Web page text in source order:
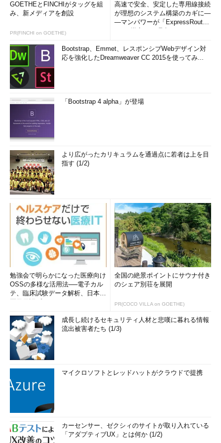
GOETHEとFINCHIがタッグを組
み、新メディアを創設
PR(FINCHI on GOETHE)
高速で安全、安定した専用線接続
が理想のシステム構築のカギに―
―マンパワーが「ExpressRout
Bootstrap、Emmet、レスポンシブWebデザイン対
応を強化したDreamweaver CC 2015を使ってみ...
「Bootstrap 4 alpha」が登場
より広がったカリキュラムを通過点に若者は上を目
指す (1/2)
勉強会で明らかになった医療向け
OSSの多様な活用法──電子カル
テ、臨床試験データ解析、日本語
全国の絶景ポイントにサウナ付き
のシェア別荘を展開
PR(COCO VILLA on GOETHE)
成長し続けるセキュリティ人材と悲嘆に暮れる情報
流出被害者たち (1/3)
マイクロソフトとレッドハットがクラウドで提携
カーセンサー、ゼクシィのサイトが取り入れている
「アダプティブUX」とは何か (1/2)